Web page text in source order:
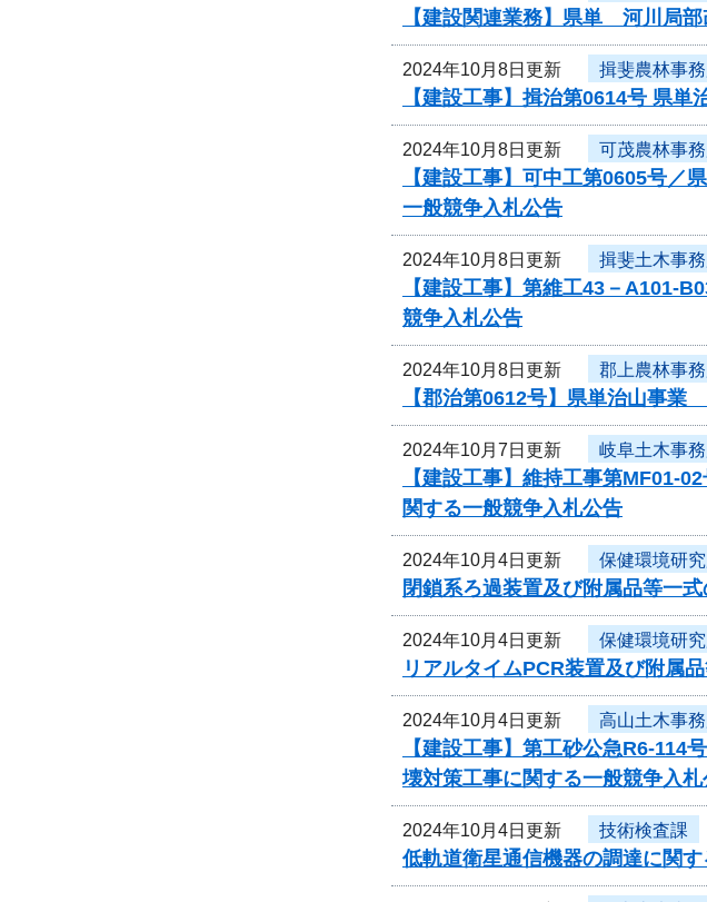
【建設関連業務】県単 河川局
2024年10月8日更新 揖斐農林事
【建設工事】揖治第0614号 県
2024年10月8日更新 可茂農林事
【建設工事】可中工第0605号／
一般競争入札公告
2024年10月8日更新 揖斐土木事
【建設工事】第維工43－A101-
競争入札公告
2024年10月8日更新 郡上農林事
【郡治第0612号】県単治山事
2024年10月7日更新 岐阜土木事
【建設工事】維持工事第MF01-
関する一般競争入札公告
2024年10月4日更新 保健環境研
閉鎖系ろ過装置及び附属品等一
2024年10月4日更新 保健環境研
リアルタイムPCR装置及び附属
2024年10月4日更新 高山土木事
【建設工事】第工砂公急R6-
壊対策工事に関する一般競争入札
2024年10月4日更新 技術検査課
低軌道衛星通信機器の調達に関